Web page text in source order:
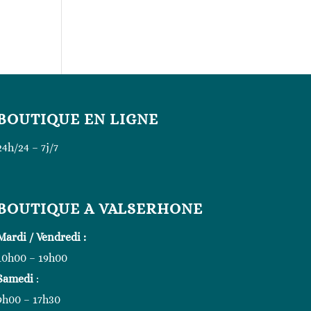
EN LIGNE
24 – 7j/7
A VALSERHONE
/ Vendredi :
– 19h00
:
– 17h30